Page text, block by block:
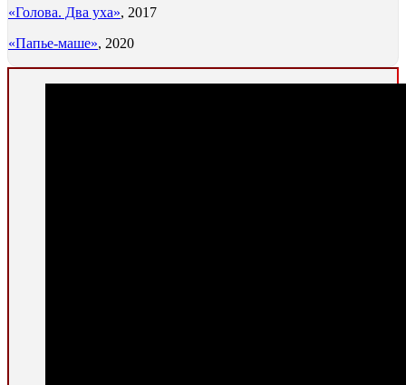
«Голова. Два уха», 2017
«Папье-маше», 2020